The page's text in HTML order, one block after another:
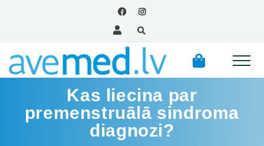
Kas liecina par
premenstruālā sindroma
diagnozi?